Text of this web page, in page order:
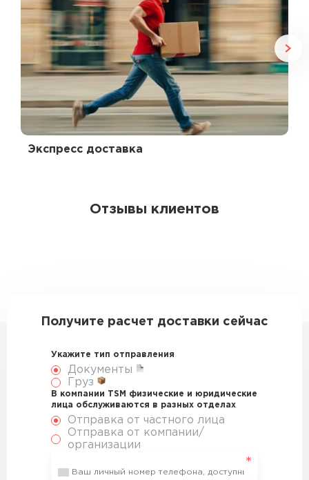
Экспресс доставка
Отзывы клиентов
Получите расчет доставки сейчас
Укажите тип отправления
Документы
Груз
В компании TSM физические и юридические
лица обслуживаются в разных отделах
Отправка от частного лица
Отправка от компании/
организации